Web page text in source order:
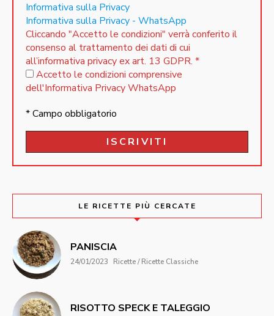
Informativa sulla Privacy
Informativa sulla Privacy - WhatsApp
Cliccando "Accetto le condizioni" verrà conferito il
consenso al trattamento dei dati di cui
all’informativa privacy ex art. 13 GDPR. *
Accetto le condizioni comprensive
dell'Informativa Privacy WhatsApp
* Campo obbligatorio
LE RICETTE PIÙ CERCATE
PANISCIA
24/01/2023 Ricette / Ricette Classiche
RISOTTO SPECK E TALEGGIO